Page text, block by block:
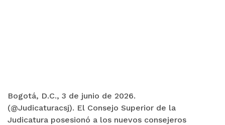
Bogotá, D.C., 3 de junio de 2026.
(@Judicaturacsj). El Consejo Superior de la
Judicatura posesionó a los nuevos consejeros